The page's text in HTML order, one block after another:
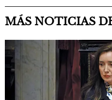
MÁS NOTICIAS